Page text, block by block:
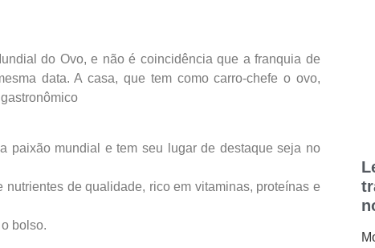
do Ovo, e não é coincidência que a franquia de
data. A casa, que tem como carro-chefe o ovo,
paixão mundial e tem seu lugar de destaque seja no
de qualidade, rico em vitaminas, proteínas e
bolso.